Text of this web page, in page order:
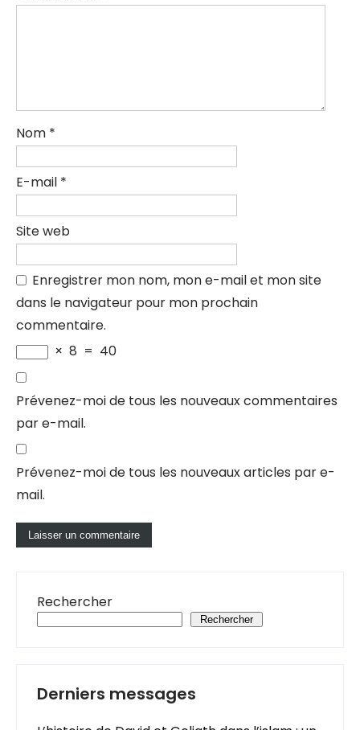
Nom *
E-mail *
Site web
Enregistrer mon nom, mon e-mail et mon site
dans le navigateur pour mon prochain
commentaire.
× 8 = 40
Prévenez-moi de tous les nouveaux commentaires
par e-mail.
Prévenez-moi de tous les nouveaux articles par e-
mail.
Rechercher
Rechercher
Derniers messages